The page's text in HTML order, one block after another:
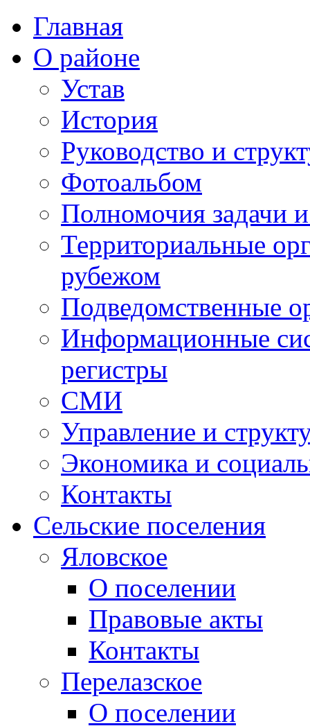
Главная
О районе
Устав
История
Руководство и
Фотоальбом
Полномочия задачи
Территориальные
рубежом
Подведомственные
Информационные
регистры
СМИ
Управление и
Экономика и
Контакты
Сельские поселения
Яловское
О поселении
Правовые акты
Контакты
Перелазское
О поселении